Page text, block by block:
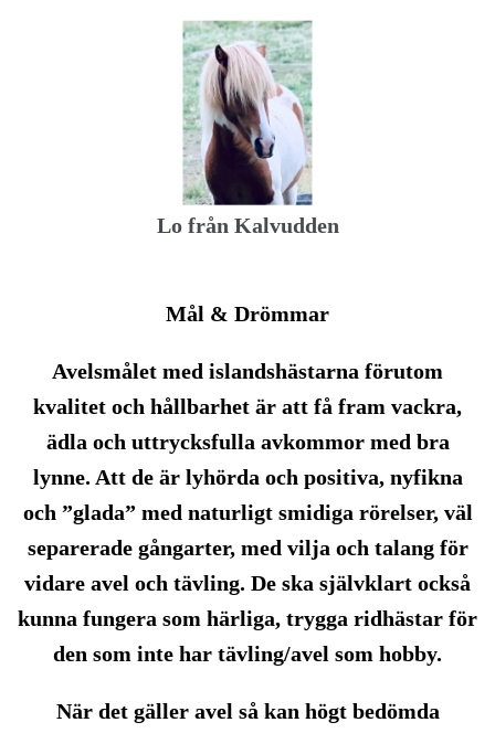
Lo från Kalvudden
Mål & Drömmar
Avelsmålet med islandshästarna förutom
kvalitet och hållbarhet är att få fram vackra,
ädla och uttrycksfulla avkommor med bra
lynne. Att de är lyhörda och positiva, nyfikna
och ”glada” med naturligt smidiga rörelser, väl
separerade gångarter, med vilja och talang för
vidare avel och tävling. De ska självklart också
kunna fungera som härliga, trygga ridhästar för
den som inte har tävling/avel som hobby.
När det gäller avel så kan högt bedömda